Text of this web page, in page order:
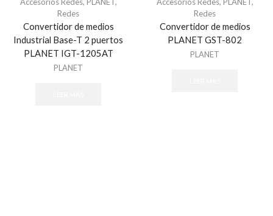
Accesorios Redes, PLANET ,
Redes
Convertidor de medios
Industrial Base-T 2 puertos
PLANET IGT-1205AT
PLANET
Accesorios Redes, PLANET ,
Redes
Convertidor de medios
PLANET GST-802
PLANET